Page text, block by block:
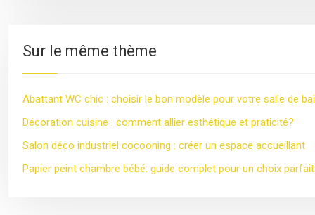
Sur le même thème
Abattant WC chic : choisir le bon modèle pour votre salle de
Décoration cuisine : comment allier esthétique et praticité?
Salon déco industriel cocooning : créer un espace accueillant
Papier peint chambre bébé: guide complet pour un choix parfait